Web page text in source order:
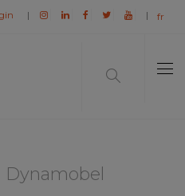
| | fr
Dynamobel